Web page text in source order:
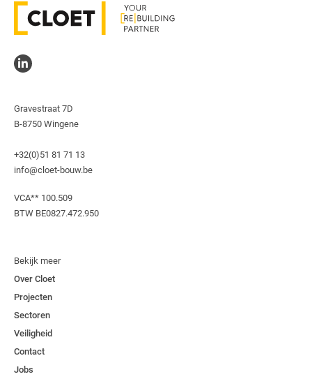
Gravestraat 7D
B-8750 Wingene
+32(0)51 81 71 13
info@cloet-bouw.be
VCA** 100.509
BTW BE0827.472.950
Bekijk meer
Over Cloet
Projecten
Sectoren
Veiligheid
Contact
Jobs